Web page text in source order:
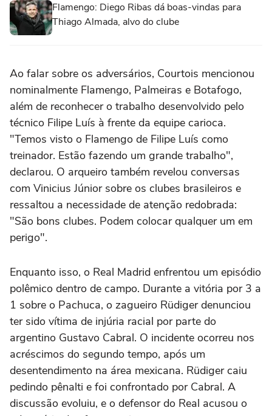
Flamengo: Diego Ribas dá boas-vindas para
Thiago Almada, alvo do clube
Ao falar sobre os adversários, Courtois mencionou
nominalmente Flamengo, Palmeiras e Botafogo,
além de reconhecer o trabalho desenvolvido pelo
técnico Filipe Luís à frente da equipe carioca.
"Temos visto o Flamengo de Filipe Luís como
treinador. Estão fazendo um grande trabalho",
declarou. O arqueiro também revelou conversas
com Vinicius Júnior sobre os clubes brasileiros e
ressaltou a necessidade de atenção redobrada:
"São bons clubes. Podem colocar qualquer um em
perigo".
Enquanto isso, o Real Madrid enfrentou um episódio
polêmico dentro de campo. Durante a vitória por 3 a
1 sobre o Pachuca, o zagueiro Rüdiger denunciou
ter sido vítima de injúria racial por parte do
argentino Gustavo Cabral. O incidente ocorreu nos
acréscimos do segundo tempo, após um
desentendimento na área mexicana. Rüdiger caiu
pedindo pênalti e foi confrontado por Cabral. A
discussão evoluiu, e o defensor do Real acusou o